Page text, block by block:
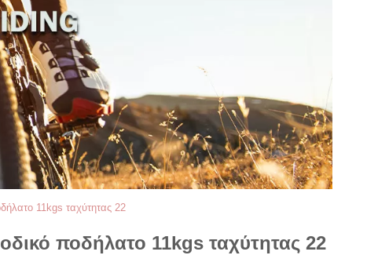
11kgs ταχύτητας 22
ποδήλατο 11kgs ταχύτητας 22